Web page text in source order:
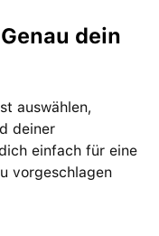
dein
auswählen,
deiner
einfach für eine
vorgeschlagen